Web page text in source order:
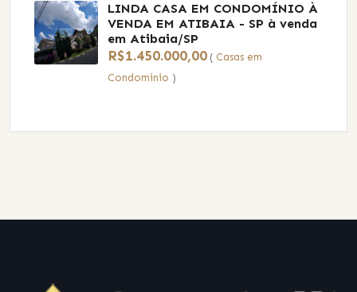
LINDA CASA EM CONDOMÍNIO À
VENDA EM ATIBAIA - SP à venda
em Atibaia/SP
R$1.450.000,00 ( Casas em
Condominio )